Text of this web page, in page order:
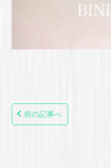
前の記事へ